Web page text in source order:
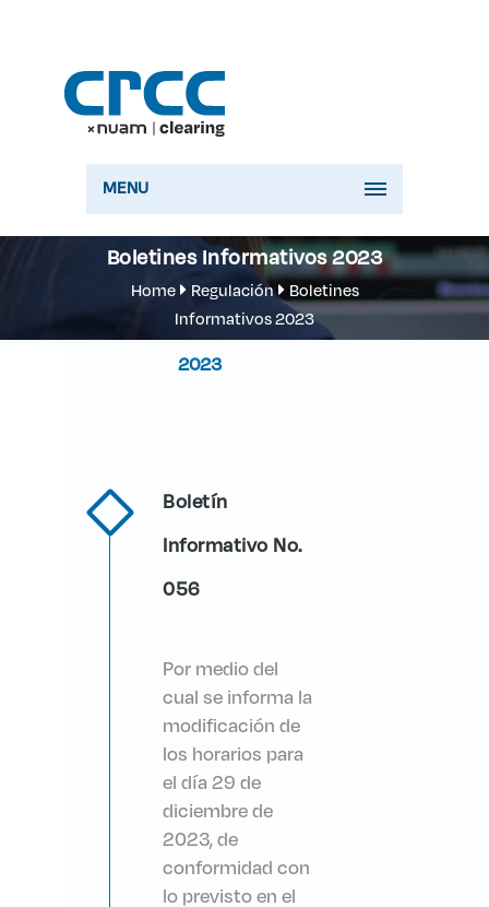
MENU
Boletines Informativos 2023
Home Regulación
Boletines
Informativos 2023
2023
Boletín
Informativo No.
056
Por medio del
cual se informa la
modificación de
los horarios para
el día 29 de
diciembre de
2023, de
conformidad con
lo previsto en el